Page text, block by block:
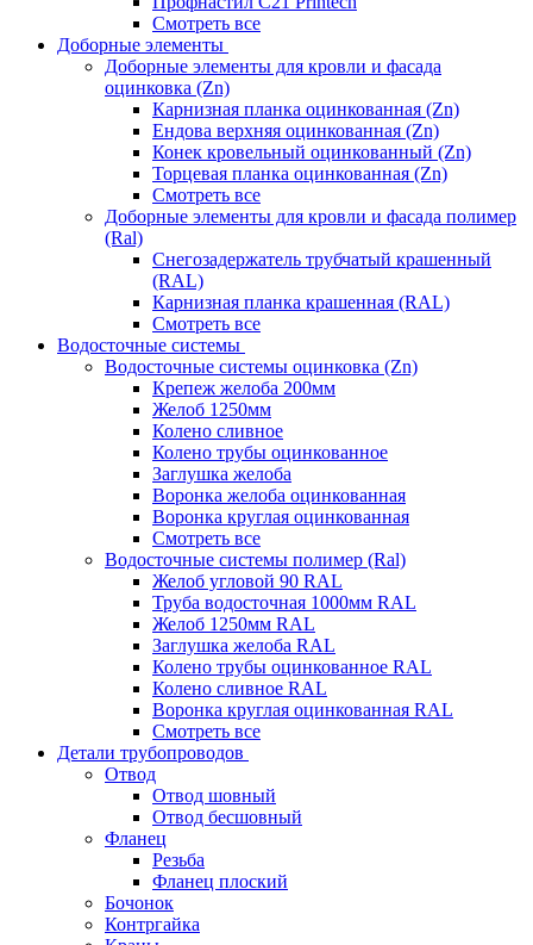
Смотреть все
Доборные элементы
Доборные элементы для кровли и фасада
оцинковка (Zn)
Карнизная планка оцинкованная (Zn)
Ендова верхняя оцинкованная (Zn)
Конек кровельный оцинкованный (Zn)
Торцевая планка оцинкованная (Zn)
Смотреть все
Доборные элементы для кровли и фасада полимер
(Ral)
Снегозадержатель трубчатый крашенный
(RAL)
Карнизная планка крашенная (RAL)
Смотреть все
Водосточные системы
Водосточные системы оцинковка (Zn)
Крепеж желоба 200мм
Желоб 1250мм
Колено сливное
Колено трубы оцинкованное
Заглушка желоба
Воронка желоба оцинкованная
Воронка круглая оцинкованная
Смотреть все
Водосточные системы полимер (Ral)
Желоб угловой 90 RAL
Труба водосточная 1000мм RAL
Желоб 1250мм RAL
Заглушка желоба RAL
Колено трубы оцинкованное RAL
Колено сливное RAL
Воронка круглая оцинкованная RAL
Смотреть все
Детали трубопроводов
Отвод
Отвод шовный
Отвод бесшовный
Фланец
Резьба
Фланец плоский
Бочонок
Контргайка